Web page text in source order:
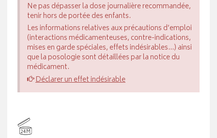
Ne pas dépasser la dose journalière recommandée,
tenir hors de portée des enfants.
Les informations relatives aux précautions d’emploi
(interactions médicamenteuses, contre-indications,
mises en garde spéciales, effets indésirables...) ainsi
que la posologie sont détaillées par la notice du
médicament.
Déclarer un effet indésirable
24M